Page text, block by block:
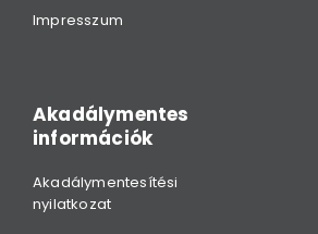
Impresszum
Akadálymentes
információk
Akadálymentesítési
nyilatkozat